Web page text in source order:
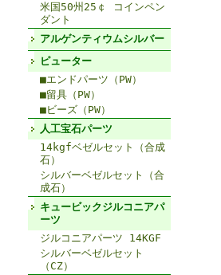
米国50州25￠ コインペン
ダント
アルゲンティウムシルバー
ピューター
■エンドパーツ（PW）
■留具（PW）
■ビーズ（PW）
人工宝石パーツ
14kgfベゼルセット（合成
石）
シルバーベゼルセット（合
成石）
キュービックジルコニアパ
ーツ
ジルコニアパーツ 14KGF
シルバーベゼルセット
（CZ）